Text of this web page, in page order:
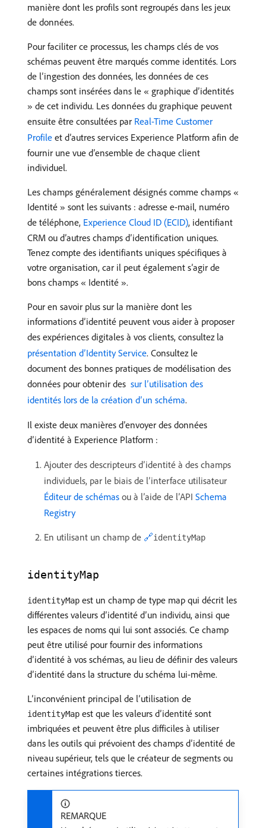
manière dont les profils sont regroupés dans les jeux
de données.
Pour faciliter ce processus, les champs clés de vos
schémas peuvent être marqués comme identités. Lors
de l’ingestion des données, les données de ces
champs sont insérées dans le « graphique d’identités
» de cet individu. Les données du graphique peuvent
ensuite être consultées par Real-Time Customer
Profile et d’autres services Experience Platform afin de
fournir une vue d’ensemble de chaque client
individuel.
Les champs généralement désignés comme champs «
Identité » sont les suivants : adresse e-mail, numéro
de téléphone, Experience Cloud ID (ECID), identifiant
CRM ou d’autres champs d’identification uniques.
Tenez compte des identifiants uniques spécifiques à
votre organisation, car il peut également s’agir de
bons champs « Identité ».
Pour en savoir plus sur la manière dont les
informations d’identité peuvent vous aider à proposer
des expériences digitales à vos clients, consultez la
présentation d’Identity Service. Consultez le
document des bonnes pratiques de modélisation des
données pour obtenir des ​ sur l’utilisation des
identités lors de la création d’un schéma.
Il existe deux manières d’envoyer des données
d’identité à Experience Platform :
Ajouter des descripteurs d’identité à des champs
individuels, par le biais de l’interface utilisateur
Éditeur de schémas ou à l’aide de l’API Schema
Registry
En utilisant un champ de 🔗identityMap
identityMap
identityMap est un champ de type map qui décrit les
différentes valeurs d’identité d’un individu, ainsi que
les espaces de noms qui lui sont associés. Ce champ
peut être utilisé pour fournir des informations
d’identité à vos schémas, au lieu de définir des valeurs
d’identité dans la structure du schéma lui-même.
L’inconvénient principal de l’utilisation de
identityMap est que les valeurs d’identité sont
imbriquées et peuvent être plus difficiles à utiliser
dans les outils qui prévoient des champs d’identité de
niveau supérieur, tels que le créateur de segments ou
certaines intégrations tierces.
REMARQUE